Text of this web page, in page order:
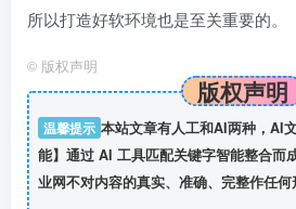
所以打造好软环境也是至关重要的。
© 版权声明
版权声明
温馨提示 本站文章有人工和AI两种，AI
能】通过 AI 工具匹配关键字智能整合而
业网不对内容的真实、准确、完整作任何